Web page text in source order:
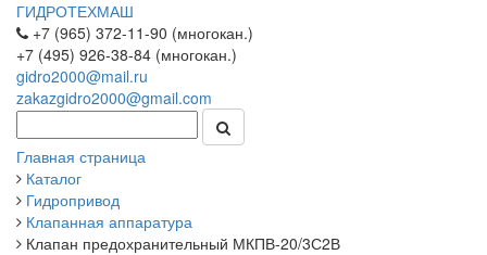
ГИДРОТЕХМАШ
+7 (965) 372-11-90 (многокан.)
+7 (495) 926-38-84 (многокан.)
gidro2000@mail.ru
zakazgidro2000@gmail.com
Главная страница
Каталог
Гидропривод
Клапанная аппаратура
Клапан предохранительный МКПВ-20/3С2В